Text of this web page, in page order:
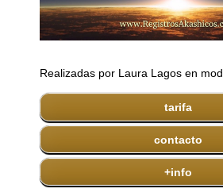
Realizadas por Laura Lagos en
tarifa
contacto
+info